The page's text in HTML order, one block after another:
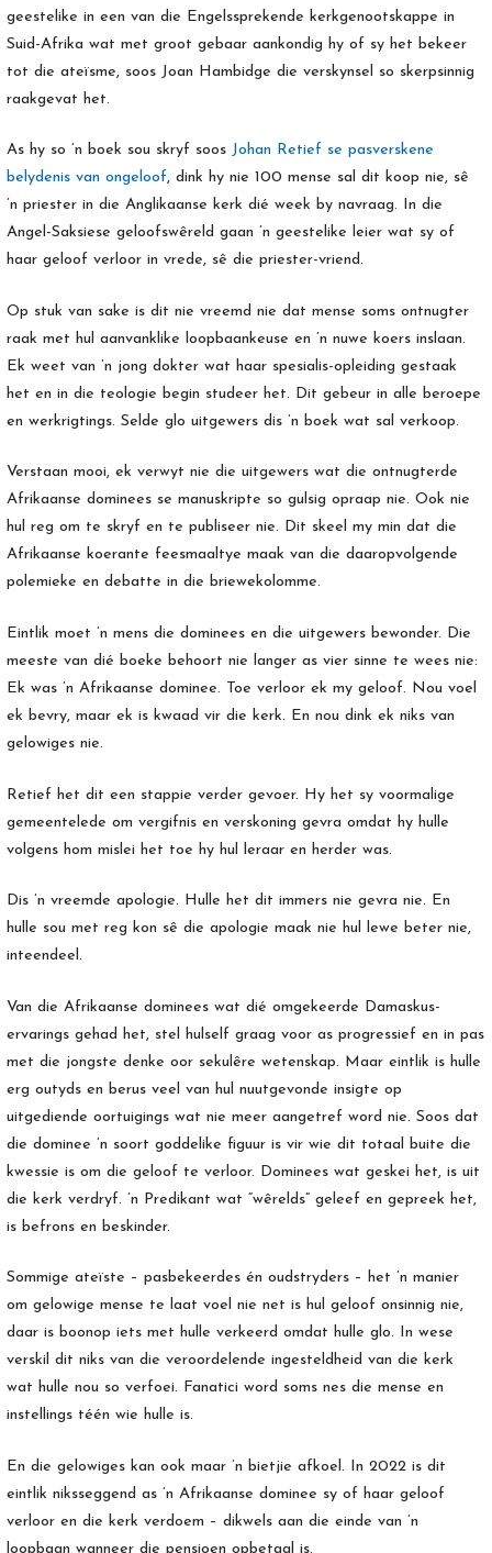
geestelike in een van die Engelssprekende kerkgenootskappe in
Suid-Afrika wat met groot gebaar aankondig hy of sy het bekeer
tot die ateïsme, soos Joan Hambidge die verskynsel so skerpsinnig
raakgevat het.
As hy so ’n boek sou skryf soos Johan Retief se pasverskene
belydenis van ongeloof, dink hy nie 100 mense sal dit koop nie, sê
’n priester in die Anglikaanse kerk dié week by navraag. In die
Angel-Saksiese geloofswêreld gaan ’n geestelike leier wat sy of
haar geloof verloor in vrede, sê die priester-vriend.
Op stuk van sake is dit nie vreemd nie dat mense soms ontnugter
raak met hul aanvanklike loopbaankeuse en ’n nuwe koers inslaan.
Ek weet van ’n jong dokter wat haar spesialis-opleiding gestaak
het en in die teologie begin studeer het. Dit gebeur in alle beroepe
en werkrigtings. Selde glo uitgewers dis ’n boek wat sal verkoop.
Verstaan mooi, ek verwyt nie die uitgewers wat die ontnugterde
Afrikaanse dominees se manuskripte so gulsig opraap nie. Ook nie
hul reg om te skryf en te publiseer nie. Dit skeel my min dat die
Afrikaanse koerante feesmaaltye maak van die daaropvolgende
polemieke en debatte in die briewekolomme.
Eintlik moet ’n mens die dominees en die uitgewers bewonder. Die
meeste van dié boeke behoort nie langer as vier sinne te wees nie:
Ek was ’n Afrikaanse dominee. Toe verloor ek my geloof. Nou voel
ek bevry, maar ek is kwaad vir die kerk. En nou dink ek niks van
gelowiges nie.
Retief het dit een stappie verder gevoer. Hy het sy voormalige
gemeentelede om vergifnis en verskoning gevra omdat hy hulle
volgens hom mislei het toe hy hul leraar en herder was.
Dis ’n vreemde apologie. Hulle het dit immers nie gevra nie. En
hulle sou met reg kon sê die apologie maak nie hul lewe beter nie,
inteendeel.
Van die Afrikaanse dominees wat dié omgekeerde Damaskus-
ervarings gehad het, stel hulself graag voor as progressief en in pas
met die jongste denke oor sekulêre wetenskap. Maar eintlik is hulle
erg outyds en berus veel van hul nuutgevonde insigte op
uitgediende oortuigings wat nie meer aangetref word nie. Soos dat
die dominee ’n soort goddelike figuur is vir wie dit totaal buite die
kwessie is om die geloof te verloor. Dominees wat geskei het, is uit
die kerk verdryf. ’n Predikant wat “wêrelds” geleef en gepreek het,
is befrons en beskinder.
Sommige ateïste – pasbekeerdes én oudstryders – het ’n manier
om gelowige mense te laat voel nie net is hul geloof onsinnig nie,
daar is boonop iets met hulle verkeerd omdat hulle glo. In wese
verskil dit niks van die veroordelende ingesteldheid van die kerk
wat hulle nou so verfoei. Fanatici word soms nes die mense en
instellings téén wie hulle is.
En die gelowiges kan ook maar ’n bietjie afkoel. In 2022 is dit
eintlik niksseggend as ’n Afrikaanse dominee sy of haar geloof
verloor en die kerk verdoem – dikwels aan die einde van ’n
loopbaan wanneer die pensioen opbetaal is.